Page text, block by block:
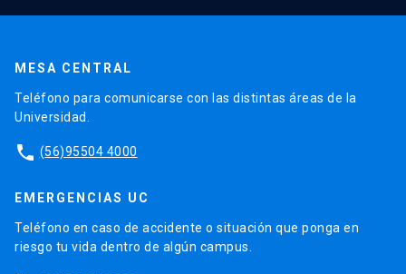
MESA CENTRAL
Teléfono para comunicarse con las distintas áreas de la
Universidad.
phone (56)95504 4000
EMERGENCIAS UC
Teléfono en caso de accidente o situación que ponga en
riesgo tu vida dentro de algún campus.